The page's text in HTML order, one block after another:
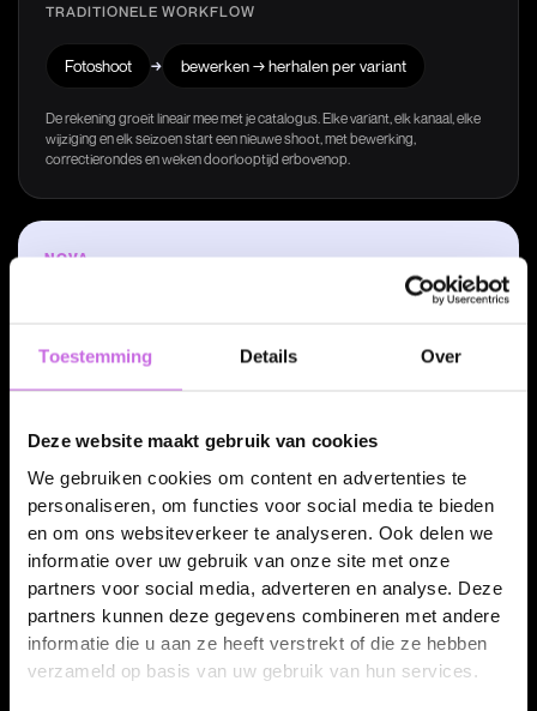
Toestemming Details Over
Deze website maakt gebruik van cookies
We gebruiken cookies om content en advertenties te
personaliseren, om functies voor social media te bieden
en om ons websiteverkeer te analyseren. Ook delen we
informatie over uw gebruik van onze site met onze
partners voor social media, adverteren en analyse. Deze
partners kunnen deze gegevens combineren met andere
informatie die u aan ze heeft verstrekt of die ze hebben
verzameld op basis van uw gebruik van hun services.
TRADITIONELE WORKFLOW
Fotoshoot → bewerken → herhalen per variant
De rekening groeit lineair mee met je catalogus. Elke variant, elk kanaal, elke
wijziging en elk seizoen start een nieuwe shoot, met bewerking,
correctierondes en weken doorlooptijd erbovenop.
NOVA
Je investeert per product eenmalig in de digital twin. Elke packshot, variant,
Waar Nova de kosten
weghaalt